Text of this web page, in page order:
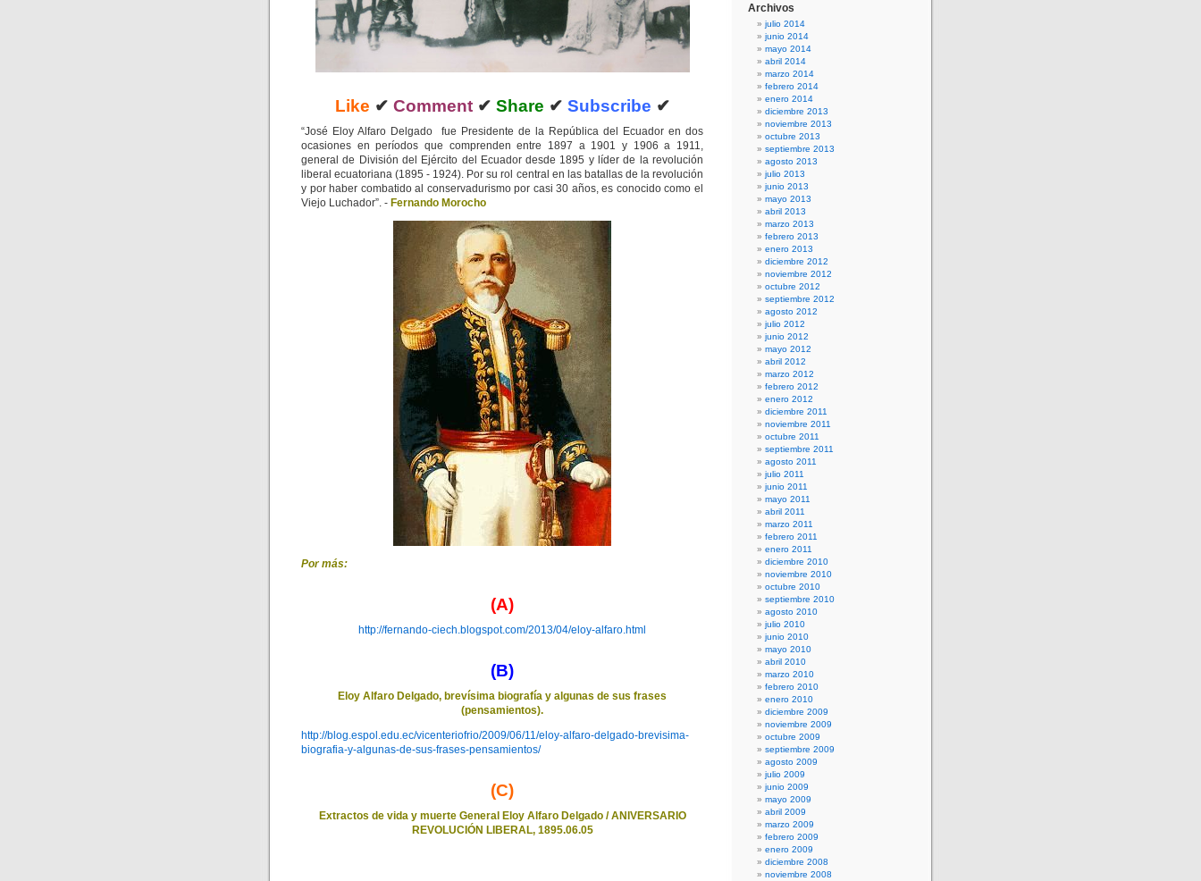
Like ✔ Comment✔ Share ✔ Subscribe ✔
“José Eloy Alfaro Delgado fue Presidente de la República del Ecuador en dos
ocasiones en períodos que comprenden entre 1897 a 1901 y 1906 a 1911,
general de División del Ejército del Ecuador desde 1895 y líder de la revolución
liberal ecuatoriana (1895 - 1924). Por su rol central en las batallas de la revolución
y por haber combatido al conservadurismo por casi 30 años, es conocido como el
Viejo Luchador”. - Fernando Morocho
Por más:
(A)
http://fernando-ciech.blogspot.com/2013/04/eloy-alfaro.html
(B)
Eloy Alfaro Delgado, brevísima biografía y algunas de sus frases
(pensamientos).
http://blog.espol.edu.ec/vicenteriofrio/2009/06/11/eloy-alfaro-delgado-brevisima-
biografia-y-algunas-de-sus-frases-pensamientos/
(C)
Extractos de vida y muerte General Eloy Alfaro Delgado / ANIVERSARIO
REVOLUCIÓN LIBERAL, 1895.06.05
Archivos
julio 2014
junio 2014
mayo 2014
abril 2014
marzo 2014
febrero 2014
enero 2014
diciembre 2013
noviembre 2013
octubre 2013
septiembre 2013
agosto 2013
julio 2013
junio 2013
mayo 2013
abril 2013
marzo 2013
febrero 2013
enero 2013
diciembre 2012
noviembre 2012
octubre 2012
septiembre 2012
agosto 2012
julio 2012
junio 2012
mayo 2012
abril 2012
marzo 2012
febrero 2012
enero 2012
diciembre 2011
noviembre 2011
octubre 2011
septiembre 2011
agosto 2011
julio 2011
junio 2011
mayo 2011
abril 2011
marzo 2011
febrero 2011
enero 2011
diciembre 2010
noviembre 2010
octubre 2010
septiembre 2010
agosto 2010
julio 2010
junio 2010
mayo 2010
abril 2010
marzo 2010
febrero 2010
enero 2010
diciembre 2009
noviembre 2009
octubre 2009
septiembre 2009
agosto 2009
julio 2009
junio 2009
mayo 2009
abril 2009
marzo 2009
febrero 2009
enero 2009
diciembre 2008
noviembre 2008